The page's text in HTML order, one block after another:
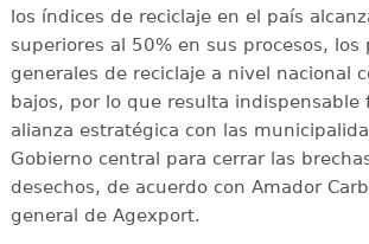
los índices de reciclaje en el país
superiores al 50% en sus procesos, los
generales de reciclaje a nivel nacional
bajos, por lo que resulta indispensable
alianza estratégica con las
Gobierno central para cerrar las
desechos, de acuerdo con Amador
general de Agexport.